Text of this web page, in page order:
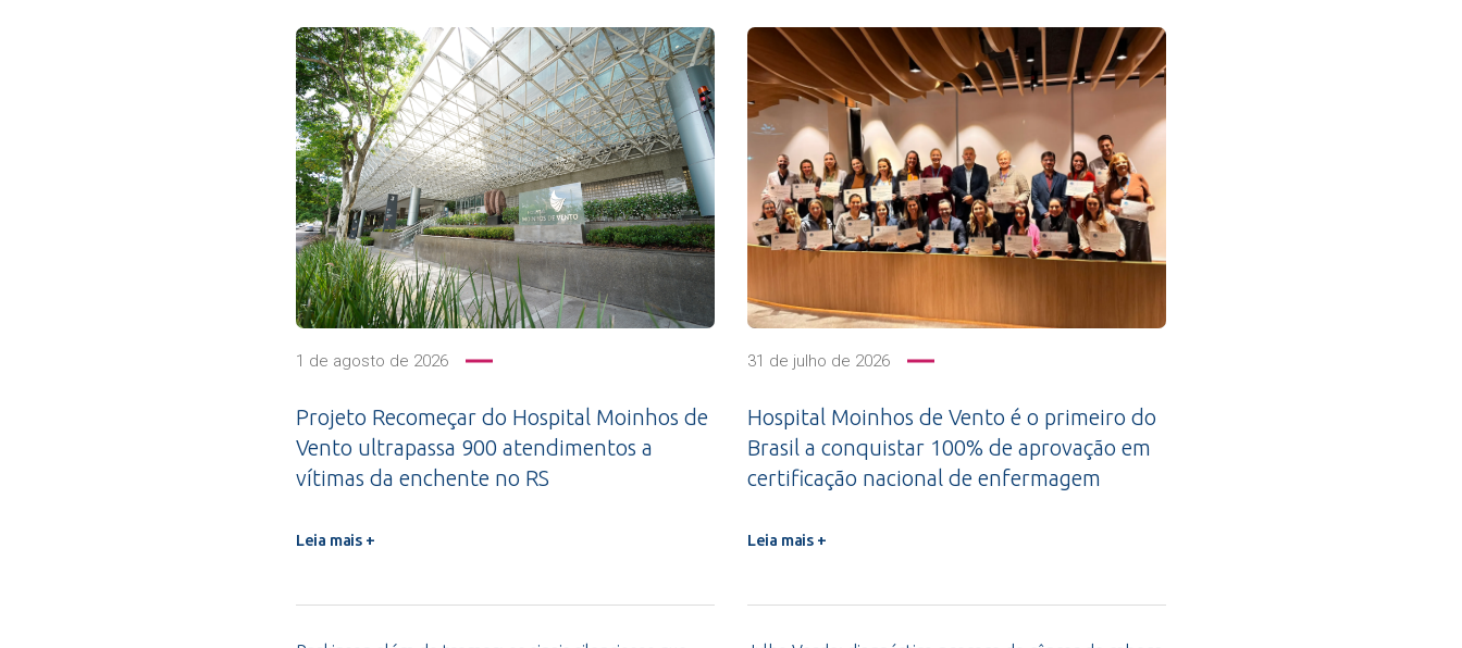
1 de agosto de 2026
Projeto Recomeçar do Hospital Moinhos de
Vento ultrapassa 900 atendimentos a
vítimas da enchente no RS
Leia mais +
31 de julho de 2026
Hospital Moinhos de Vento é o primeiro do
Brasil a conquistar 100% de aprovação em
certificação nacional de enfermagem
Leia mais +